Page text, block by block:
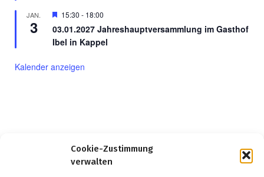
Cookie-Zustimmung
verwalten
JAN.
3
Hervorgehoben
15:30 - 18:00
03.01.2027 Jahreshauptversammlung im Gasthof
Ibel in Kappel
Kalender anzeigen